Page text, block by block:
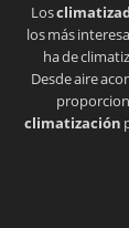
Los
los más
ha de
Desde aire
climatización